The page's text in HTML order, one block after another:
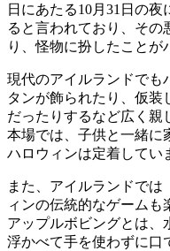
日にあたる10月31日の
ると言われており、その
り、怪物に扮したことが
現代のアイルランドでも
タンが飾られたり、仮装
だったりするなど広く親
本場では、子供と一緒に
ハロウィンは定着してい
また、アイルランドでは
ィンの伝統的なゲームも
アップルボビングとは、
浮かべて手を使わずに口